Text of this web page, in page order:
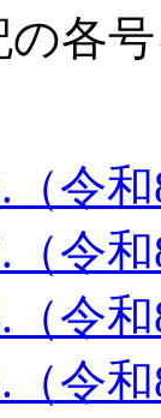
各
令
令
令
令